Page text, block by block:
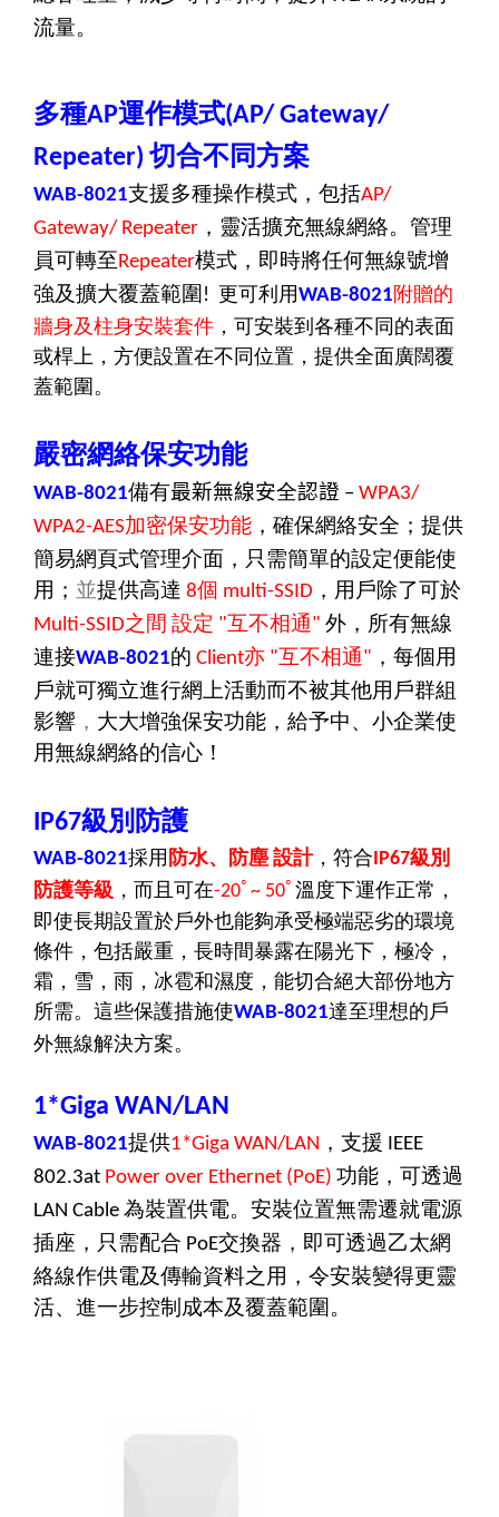
流量。
多種AP運作模式(AP/ Gateway/
Repeater) 切合不同方案
WAB-8021支援多種操作模式，包括AP/
Gateway/ Repeater ，靈活擴充無線網絡。管理
員可轉至Repeater模式，即時將任何無線號增
強及擴大覆蓋範圍 ! 更可利用WAB-8021附贈的
牆身及柱身安裝套件 ，可安裝到各種不同的表面
或桿上，方便設置在不同位置，提供全面廣闊覆
蓋範圍。
嚴密網絡保安功能
WAB-8021備有最新無線安全認證 – WPA3/
WPA2-AES加密保安功能 ，確保網絡安全；提供
簡易網頁式管理介面，只需簡單的設定便能使
用； 並提供高達 8個 multi-SSID ，用戶除了可於
Multi-SSID之間 設定 "互不相通" 外，所有無線
連接WAB-8021的 Client亦 "互不相通" ，每個用
戶就可獨立進行網上活動而不被其他用戶群組
影響 ， 大大增強保安功能，給予中、小企業使
用無線網絡的信心！
IP67級別防護
WAB-8021採用 防水、防塵 設計 ， 符合IP67級別
防護等級 ， 而且可在-20ﾟ ~ 50ﾟ 溫度下運作正常，
即使長期設置於戶外也能夠承受極端惡劣的環境
條件，包括嚴重，長時間暴露在陽光下，極冷，
霜，雪，雨，冰雹和濕度，能切合絕大部份地方
所需。這些保護措施使WAB-8021達至理想的戶
外無線解決方案。
1*Giga WAN/LAN
WAB-8021提供1*Giga WAN/LAN ，支援 IEEE
802.3at Power over Ethernet (PoE) 功能，可透過
LAN Cable 為裝置供電。安裝位置無需遷就電源
插座，只需配合 PoE交換器，即可透過乙太網
絡線作供電及傳輸資料之用，令安裝變得更靈
活、進一步控制成本及覆蓋範圍。